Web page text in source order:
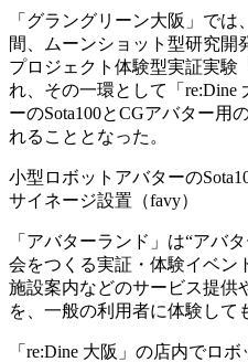
「グラングリーン大阪」では
間、ムーンショット型研究開
プロジェクト体験型実証実験
れ、その一環として「re:Dine
ーのSota100とCGアバター用
れることとなった。
小型ロボットアバターの
サイネージ設置（favy）
「アバターランド」は“アバ
会をつくる実証・体験イベン
施設案内などのサービス提供
を、一般の利用者に体験して
「re:Dine 大阪」の店内でロ